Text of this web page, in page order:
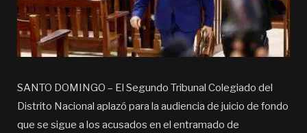
SANTO DOMINGO – El Segundo Tribunal Colegiado del
Distrito Nacional aplazó para la audiencia de juicio de fondo
que se sigue a los acusados en el entramado de